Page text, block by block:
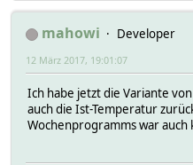
mahowi
Developer
12 März 2017, 19:01:07
Ich habe jetzt die Variante
auch die Ist-Temperatur
Wochenprogramms war auch